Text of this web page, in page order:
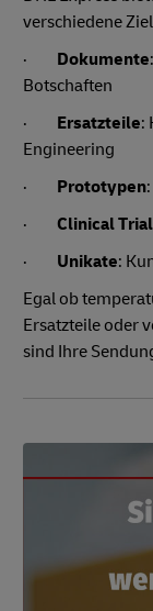
verschiedene
· Dokumente
Botschaften
· Ersatzteile:
Engineering
· Prototypen
· Clinical
· Unikate:
Egal ob
Ersatzteile oder
sind Ihre